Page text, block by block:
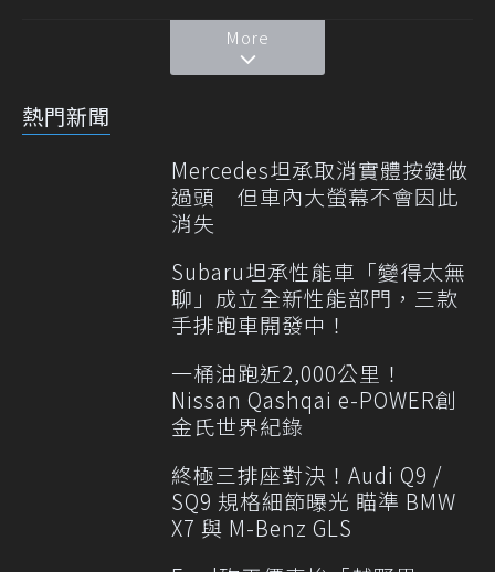
More
熱門新聞
Mercedes坦承取消實體按鍵做
過頭 但車內大螢幕不會因此
消失
Subaru坦承性能車「變得太無
聊」成立全新性能部門，三款
手排跑車開發中！
一桶油跑近2,000公里！
Nissan Qashqai e-POWER創
金氏世界紀錄
終極三排座對決！Audi Q9 /
SQ9 規格細節曝光 瞄準 BMW
X7 與 M-Benz GLS